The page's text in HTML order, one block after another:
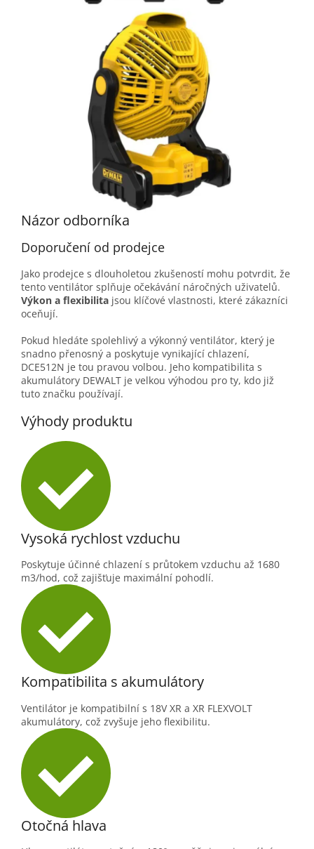
Názor odborníka
Doporučení od prodejce
Jako prodejce s dlouholetou zkušeností mohu potvrdit, že
tento ventilátor splňuje očekávání náročných uživatelů.
Výkon a flexibilita jsou klíčové vlastnosti, které zákazníci
oceňují.
Pokud hledáte spolehlivý a výkonný ventilátor, který je
snadno přenosný a poskytuje vynikající chlazení,
DCE512N je tou pravou volbou. Jeho kompatibilita s
akumulátory DEWALT je velkou výhodou pro ty, kdo již
tuto značku používají.
Výhody produktu
Vysoká rychlost vzduchu
Poskytuje účinné chlazení s průtokem vzduchu až 1680
m3/hod, což zajišťuje maximální pohodlí.
Kompatibilita s akumulátory
Ventilátor je kompatibilní s 18V XR a XR FLEXVOLT
akumulátory, což zvyšuje jeho flexibilitu.
Otočná hlava